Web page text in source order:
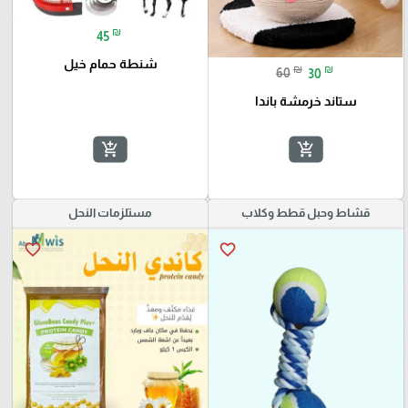
60 ₪ 30 ₪
ستاند خرمشة باندا
add_shopping_cart
45 ₪
شنطة حمام خيل
add_shopping_cart
قشاط وحبل قطط وكلاب
favorite_border
مستلزمات النحل
favorite_border